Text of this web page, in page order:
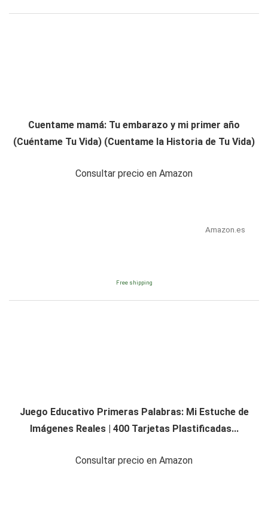
Cuentame mamá: Tu embarazo y mi primer año
(Cuéntame Tu Vida) (Cuentame la Historia de Tu Vida)
Consultar precio en Amazon
Amazon.es
Free shipping
Juego Educativo Primeras Palabras: Mi Estuche de
Imágenes Reales | 400 Tarjetas Plastificadas...
Consultar precio en Amazon